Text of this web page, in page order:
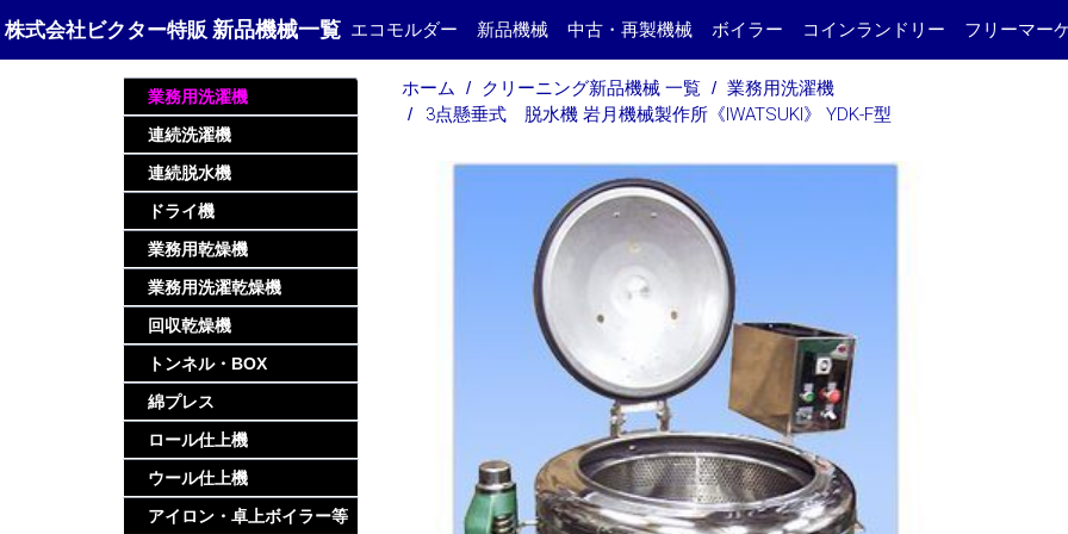
株式会社ビクター特販 新品機械一覧 エコモルダー 新品機械 中古・再製機械 ボイラー コインランドリー フリーマー
業務用洗濯機
連続洗濯機
連続脱水機
ドライ機
業務用乾燥機
業務用洗濯乾燥機
回収乾燥機
トンネル・BOX
綿プレス
ロール仕上機
ウール仕上機
アイロン・卓上ボイラー等
ホーム クリーニング新品機械 一覧 業務用洗濯機
3点懸垂式 脱水機 岩月機械製作所《IWATSUKI》 YDK-F型